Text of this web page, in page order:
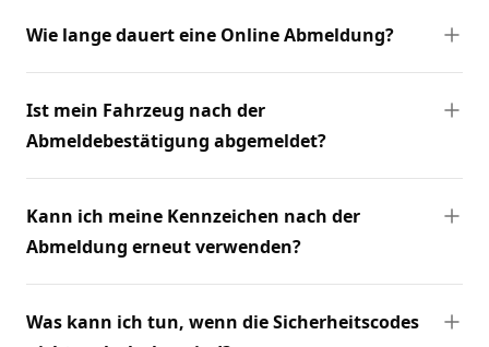
Wie lange dauert eine Online Abmeldung?
Ist mein Fahrzeug nach der
Abmeldebestätigung abgemeldet?
Kann ich meine Kennzeichen nach der
Abmeldung erneut verwenden?
Was kann ich tun, wenn die Sicherheitscodes